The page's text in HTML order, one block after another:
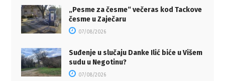
„Pesme za česme“ večeras kod Tackove
česme u Zaječaru
07/08/2026
Suđenje u slučaju Danke Ilić biće u Višem
sudu u Negotinu?
07/08/2026